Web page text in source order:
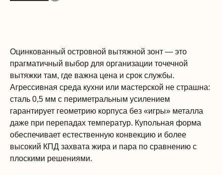
Оцинкованный островной вытяжной зонт — это
прагматичный выбор для организации точечной
вытяжки там, где важна цена и срок службы.
Агрессивная среда кухни или мастерской не страшна:
сталь 0,5 мм с периметральным усилением
гарантирует геометрию корпуса без «игры» металла
даже при перепадах температур. Купольная форма
обеспечивает естественную конвекцию и более
высокий КПД захвата жира и пара по сравнению с
плоскими решениями.